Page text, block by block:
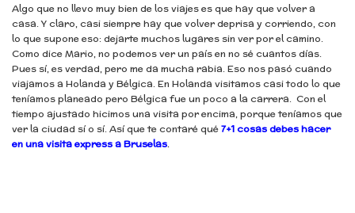
Algo que no llevo muy bien de los viajes es que hay que volver a
casa. Y claro, casi siempre hay que volver deprisa y corriendo, con
lo que supone eso: dejarte muchos lugares sin ver por el camino.
Como dice Mario, no podemos ver un país en no sé cuantos días.
Pues sí, es verdad, pero me da mucha rabia. Eso nos pasó cuando
viajamos a Holanda y Bélgica. En Holanda visitamos casi todo lo que
teníamos planeado pero Bélgica fue un poco a la carrera. Con el
tiempo ajustado hicimos una visita por encima, porque teníamos que
ver la ciudad sí o sí. Así que te contaré qué7+1 cosas debes hacer
en una visita express a Bruselas.